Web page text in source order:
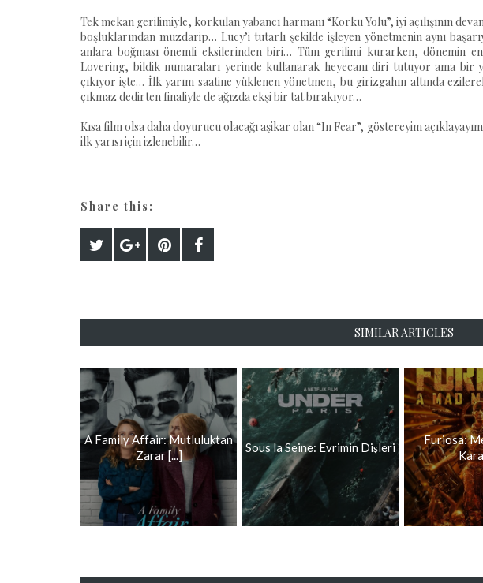
Tek mekan gerilimiyle, korkulan yabancı harmanı “Korku Yolu”, iyi açılışının
boşluklarından muzdarip… Lucy’i tutarlı şekilde işleyen yönetmenin aynı
anlara boğması önemli eksilerinden biri… Tüm gerilimi kurarken, dönemin
Lovering, bildik numaraları yerinde kullanarak heyecanı diri tutuyor ama bir
çıkıyor işte… İlk yarım saatine yüklenen yönetmen, bu girizgahın altında
çıkmaz dedirten finaliyle de ağızda ekşi bir tat bırakıyor…
Kısa film olsa daha doyurucu olacağı aşikar olan “In Fear”, göstereyim
ilk yarısı için izlenebilir…
Share this:
SIMILAR ARTICLES
A Family Affair: Mutluluktan
Zarar [...]
Sous la Seine: Evrimin Dişleri
Furiosa: